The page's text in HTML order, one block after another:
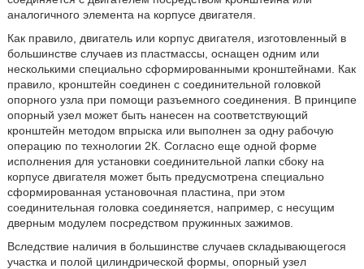
аналогичного элемента на корпусе двигателя.
Как правило, двигатель или корпус двигателя, изготовленный в
большинстве случаев из пластмассы, оснащен одним или
несколькими специально сформированными кронштейнами. Как
правило, кронштейн соединен с соединительной головкой
опорного узла при помощи разъемного соединения. В принципе
опорный узел может быть нанесен на соответствующий
кронштейн методом впрыска или выполнен за одну рабочую
операцию по технологии 2К. Согласно еще одной форме
исполнения для установки соединительной лапки сбоку на
корпусе двигателя может быть предусмотрена специально
сформированная установочная пластина, при этом
соединительная головка соединяется, например, с несущим
дверным модулем посредством пружинных зажимов.
Вследствие наличия в большинстве случаев складывающегося
участка и полой цилиндрической формы, опорный узел